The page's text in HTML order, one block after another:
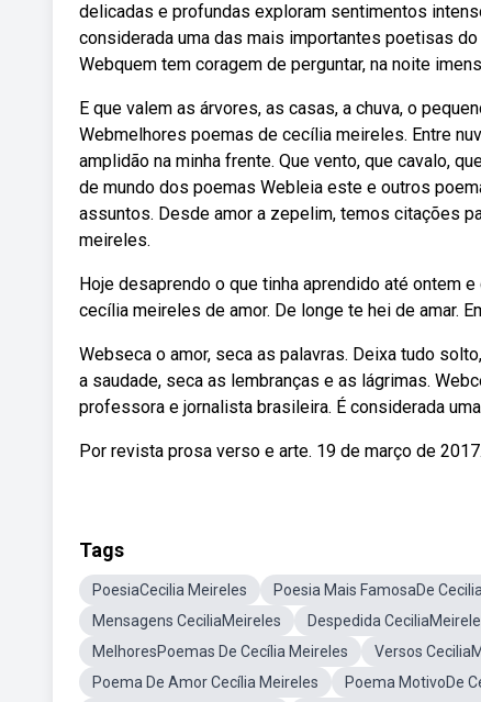
delicadas e profundas exploram sentimentos
considerada uma das mais importantes poetisas
Webquem tem coragem de perguntar, na noite
E que valem as árvores, as casas, a chuva, o
Webmelhores poemas de cecília meireles. Entre
amplidão na minha frente. Que vento, que cavalo,
de mundo dos poemas Webleia este e outros
assuntos. Desde amor a zepelim, temos citações
meireles.
Hoje desaprendo o que tinha aprendido até ontem
cecília meireles de amor. De longe te hei de amar.
Webseca o amor, seca as palavras. Deixa tudo
a saudade, seca as lembranças e as lágrimas.
professora e jornalista brasileira. É considerada
Por revista prosa verso e arte. 19 de março de
Tags
PoesiaCecilia Meireles Poesia Mais FamosaDe
Mensagens CeciliaMeireles
Despedida
MelhoresPoemas De Cecília Meireles
Versos
Poema De Amor Cecília Meireles
Poema MotivoDe